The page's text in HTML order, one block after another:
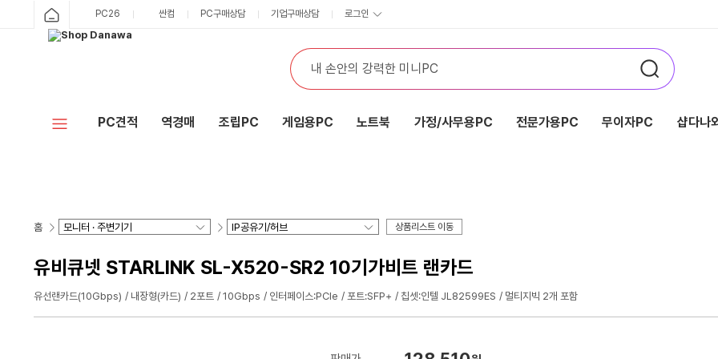
PC26 싼컴 PC구매상담 기업구매상담 로그인
PC견적 역경매 조립PC 게임용PC 노트북 가정/사무용PC 전문가용PC 무이자PC 샵다나
홈 상품리스트 이동
유비큐넷 STARLINK SL-X520-SR2 10기가비트 랜카드
유선랜카드(10Gbps) 내장형(카드) 2포트 10Gbps 인터페이스:PCIe 포트:SFP+ 칩셋:인텔 JL82599ES 멀티지빅 2개 포함